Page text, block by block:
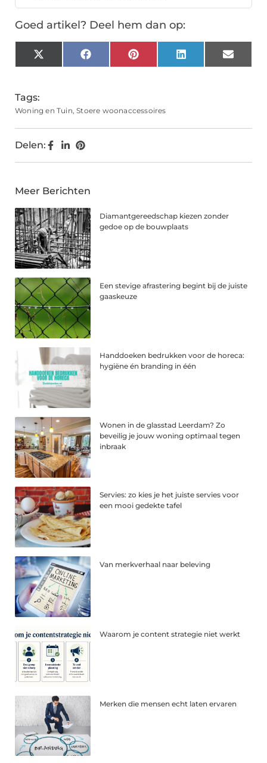
Goed artikel? Deel hem dan op:
X
(Twitter)
FacebookPinterestLinkedIn Email
Tags:
Woning en Tuin,Stoere woonaccessoires
Delen:
Meer Berichten
Diamantgereedschap kiezen zonder
gedoe op de bouwplaats
Een stevige afrastering begint bij de juiste
gaaskeuze
Handdoeken bedrukken voor de horeca:
hygiëne én branding in één
Wonen in de glasstad Leerdam? Zo
beveilig je jouw woning optimaal tegen
inbraak
Servies: zo kies je het juiste servies voor
een mooi gedekte tafel
Van merkverhaal naar beleving
Waarom je content strategie niet werkt
Merken die mensen echt laten ervaren